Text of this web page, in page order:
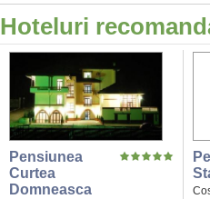
Hoteluri
Pensiunea
Curtea
Domneasca